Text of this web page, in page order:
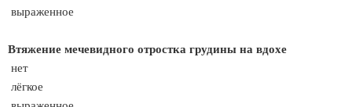
выраженное
Втяжение мечевидного отростка грудины на вдохе
нет
лёгкое